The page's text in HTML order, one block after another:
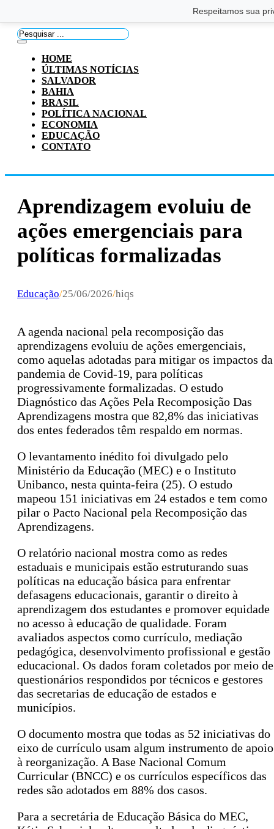
Respeitamos sua
Pesquisar
...
HOME
ÚLTIMAS NOTÍCIAS
SALVADOR
BAHIA
BRASIL
POLÍTICA NACIONAL
ECONOMIA
EDUCAÇÃO
CONTATO
Aprendizagem evoluiu de
ações emergenciais para
políticas formalizadas
Educação/25/06/2026/hiqs
A agenda nacional pela recomposição das
aprendizagens evoluiu de ações emergenciais,
como aquelas adotadas para mitigar os impactos da
pandemia de Covid-19, para políticas
progressivamente formalizadas. O estudo
Diagnóstico das Ações Pela Recomposição Das
Aprendizagens mostra que 82,8% das iniciativas
dos entes federados têm respaldo em normas.
O levantamento inédito foi divulgado pelo
Ministério da Educação (MEC) e o Instituto
Unibanco, nesta quinta-feira (25). O estudo
mapeou 151 iniciativas em 24 estados e tem como
pilar o Pacto Nacional pela Recomposição das
Aprendizagens.
O relatório nacional mostra como as redes
estaduais e municipais estão estruturando suas
políticas na educação básica para enfrentar
defasagens educacionais, garantir o direito à
aprendizagem dos estudantes e promover equidade
no acesso à educação de qualidade. Foram
avaliados aspectos como currículo, mediação
pedagógica, desenvolvimento profissional e gestão
educacional. Os dados foram coletados por meio de
questionários respondidos por técnicos e gestores
das secretarias de educação de estados e
municípios.
O documento mostra que todas as 52 iniciativas do
eixo de currículo usam algum instrumento de apoio
à reorganização. A Base Nacional Comum
Curricular (BNCC) e os currículos específicos das
redes são adotados em 88% dos casos.
Para a secretária de Educação Básica do MEC,